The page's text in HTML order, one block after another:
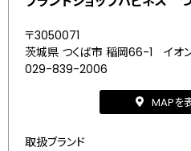
〒3050071
茨城県 つくば市 稲岡66-1 イオ
029-839-2006
MAPを
取扱ブランド